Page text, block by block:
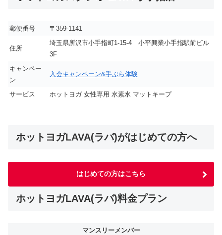
郵便番号 〒359-1141
住所
埼玉県所沢市小手指町1-15-4 小平興業小手指駅前ビル
3F
キャンペー
ン
入会キャンペーン&手ぶら体験
サービス ホットヨガ 女性専用 水素水 マットキープ
ホットヨガLAVA(ラバ)がはじめての方へ
はじめての方はこちら
ホットヨガLAVA(ラバ)料金プラン
マンスリーメンバー